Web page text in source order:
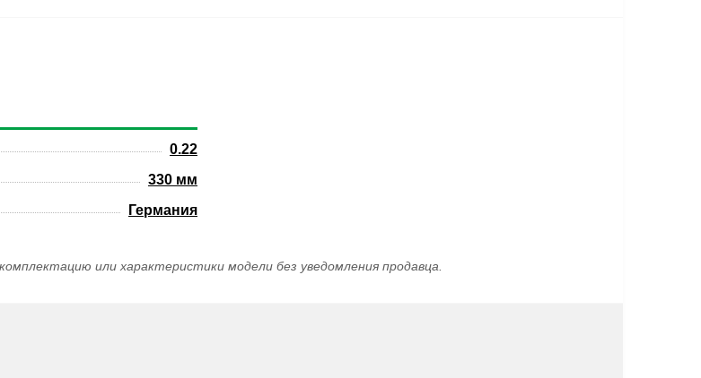
0.22
330 мм
Германия
или характеристики модели без уведомления продавца.